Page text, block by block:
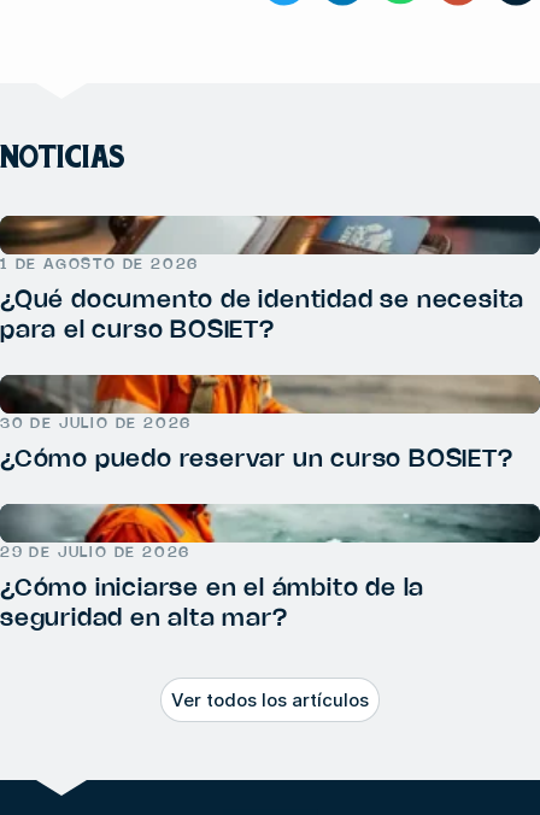
NOTICIAS
1 DE AGOSTO DE 2026
¿Qué documento de identidad se necesita
para el curso BOSIET?
30 DE JULIO DE 2026
¿Cómo puedo reservar un curso BOSIET?
29 DE JULIO DE 2026
¿Cómo iniciarse en el ámbito de la
seguridad en alta mar?
Ver todos los artículos